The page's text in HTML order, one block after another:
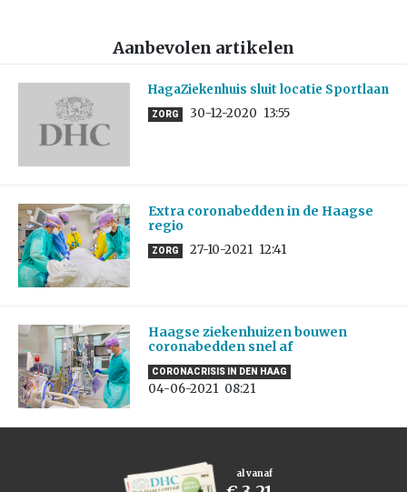
Aanbevolen artikelen
HagaZiekenhuis sluit locatie Sportlaan
ZORG 30-12-2020 13:55
Extra coronabedden in de Haagse
regio
ZORG 27-10-2021 12:41
Haagse ziekenhuizen bouwen
coronabedden snel af
CORONACRISIS IN DEN HAAG
04-06-2021 08:21
al vanaf